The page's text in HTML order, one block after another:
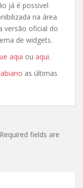
já é possivel
na área
versão oficial do
de widgets.
aqui ou aqui.
as últimas
Required fields are